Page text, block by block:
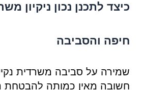
כיצד לתכנן נכון ניקיון
חיפה והסביבה
שמירה על סביבה משרדית
חשובה מאין כמותה להבטחת